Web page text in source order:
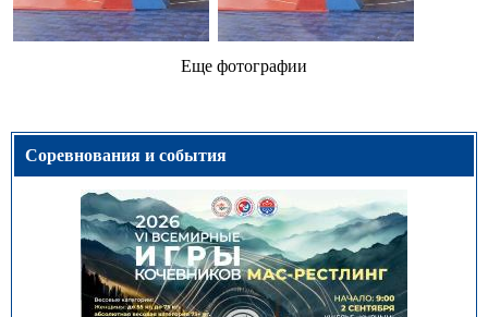
Еще фотографии
Соревнования и события